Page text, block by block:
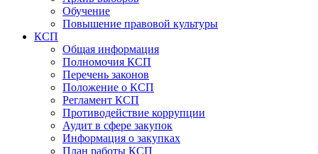
Обучение
Повышение правовой культуры
КСП
Общая информация
Полномочия КСП
Перечень законов
Положение о КСП
Регламент КСП
Противодействие коррупции
Аудит в сфере закупок
Информация о закупках
План работы КСП